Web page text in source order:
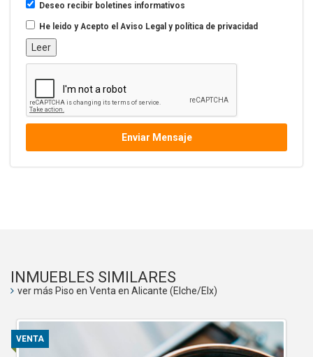
Deseo recibir boletines informativos
He leido y Acepto el Aviso Legal y política de privacidad
Leer
Enviar Mensaje
INMUEBLES SIMILARES
ver más Piso en Venta en Alicante (Elche/Elx)
VENTA